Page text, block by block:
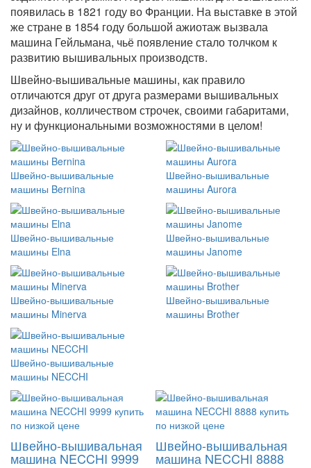
появилась в 1821 году во Франции. На выставке в этой
же стране в 1854 году большой ажиотаж вызвала
машина Гейльмана, чьё появление стало толчком к
развитию вышивальных производств.
Швейно-вышивальные машины, как правило
отличаются друг от друга размерами вышивальных
дизайнов, колличеством строчек, своими габаритами,
ну и функциональными возможностями в целом!
Швейно-вышивальные
машины Bernina
Швейно-вышивальные
машины Aurora
Швейно-вышивальные
машины Elna
Швейно-вышивальные
машины Janome
Швейно-вышивальные
машины Minerva
Швейно-вышивальные
машины Brother
Швейно-вышивальные
машины NECCHI
Швейно-вышивальная
машина NECCHI 9999
Швейно-вышивальная
машина NECCHI 8888